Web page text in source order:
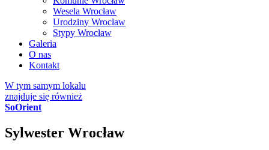
Wesela Wrocław
Urodziny Wrocław
Stypy Wrocław
Galeria
O nas
Kontakt
W tym samym lokalu
znajduje się również
SoOrient
Sylwester Wrocław